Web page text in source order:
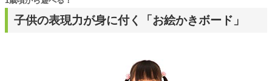
子供の表現力が身に付く「お絵かきボード」